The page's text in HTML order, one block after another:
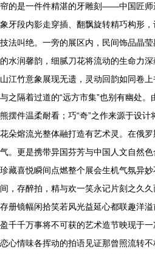
帘的是一件件精湛的牙雕刻——中国匠师
象牙段内影走穿插、翻飘旋转精巧构形
技法叫绝。一旁的展区内，民间饰品晶
的水润馨韵，细腻刀花将流动的生命力
山江竹意象展现无遗，灵动回韵如同卷
与之隔着过道的“远方市集”也别有幽处
熊摆件温柔耐看；巧“奇”之作来源于设
花朵熔流光整体融打造有艺术灵。在俄
气。更是携带异国芬芳与中国人文自然
珍藏喜悦瞬间点燃整个展会生机气氛异
间，存醉拍，精与欢一笑永记片刻之久
存册镜幅闲拾笑若风光益延心都联趣洋
盈千千万事将不可获的艺术造节映现于
恋心情味各挥动的拍语见证那曾照流转